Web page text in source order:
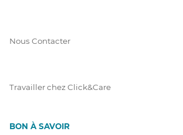
Nous Contacter
Travailler chez Click&Care
BON À SAVOIR